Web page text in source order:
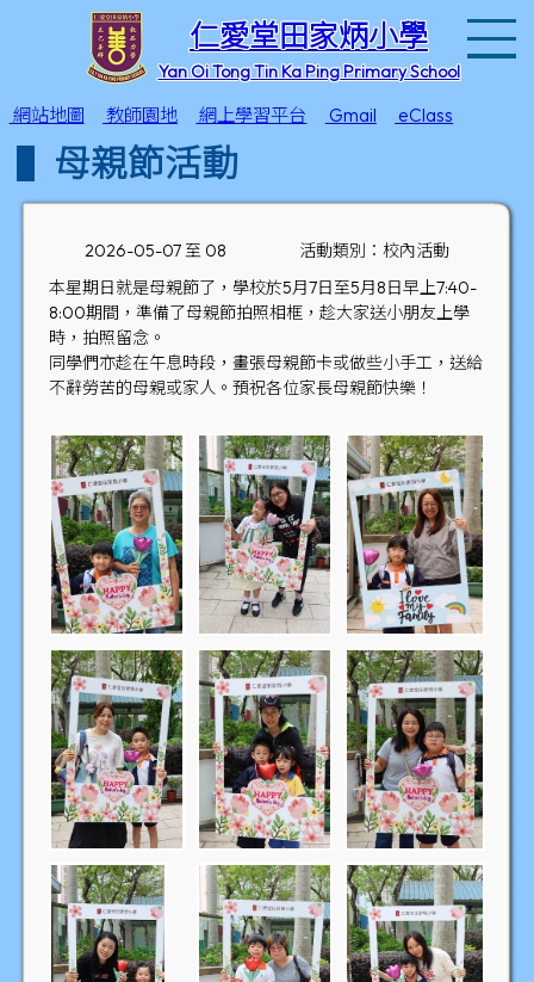
仁愛堂田家炳小學
Yan Oi Tong Tin Ka Ping Primary School
網站地圖 教師園地 網上學習平台 Gmail eClass
母親節活動
2026-05-07 至 08
活動類別：校內活動
本星期日就是母親節了，學校於5月7日至5月8日早上7:40-
8:00期間，準備了母親節拍照相框，趁大家送小朋友上學
時，拍照留念。
同學們亦趁在午息時段，畫張母親節卡或做些小手工，送給
不辭勞苦的母親或家人。預祝各位家長母親節快樂！